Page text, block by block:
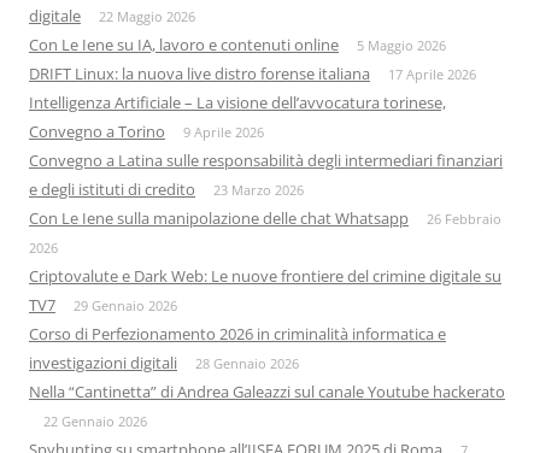
digitale
22 Maggio 2026
Con Le Iene su IA, lavoro e contenuti online 5 Maggio 2026
DRIFT Linux: la nuova live distro forense italiana 17 Aprile 2026
Intelligenza Artificiale – La visione dell’avvocatura torinese,
Convegno a Torino
9 Aprile 2026
Convegno a Latina sulle responsabilità degli intermediari finanziari
e degli istituti di credito
23 Marzo 2026
Con Le Iene sulla manipolazione delle chat Whatsapp
26 Febbraio
2026
Criptovalute e Dark Web: Le nuove frontiere del crimine digitale su
TV7
29 Gennaio 2026
Corso di Perfezionamento 2026 in criminalità informatica e
investigazioni digitali
28 Gennaio 2026
Nella “Cantinetta” di Andrea Galeazzi sul canale Youtube hackerato
22 Gennaio 2026